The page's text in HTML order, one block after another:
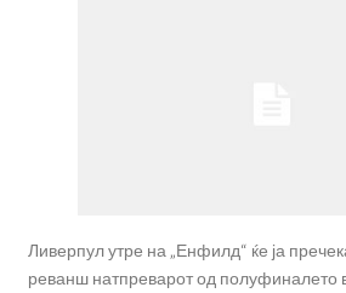
Ливерпул утре на „Енфилд“ ќе ја
реванш натпреварот од полуфиналето